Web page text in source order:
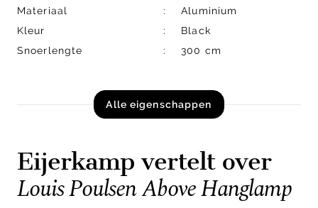
Materiaal
Aluminium
Kleur
Black
Snoerlengte
300 cm
Alle eigenschappen
Eijerkamp vertelt over
Louis Poulsen Above Hanglamp